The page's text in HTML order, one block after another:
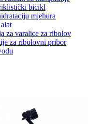
bicikl
mjehura
za varalice za ribolov
za ribolovni pribor